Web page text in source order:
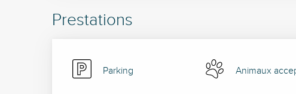
Prestations
Parking Animaux